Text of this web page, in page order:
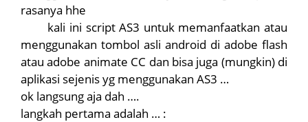
rasanya hhe
kali ini script AS3 untuk memanfaatkan atau
menggunakan tombol asli android di adobe flash
atau adobe animate CC dan bisa juga (mungkin) di
aplikasi sejenis yg menggunakan AS3 …
ok langsung aja dah ….
langkah pertama adalah … :